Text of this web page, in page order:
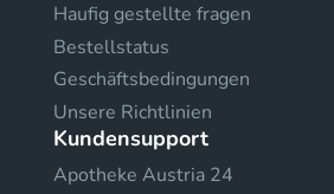
Haufig gestellte fragen
Bestellstatus
Geschäftsbedingungen
Unsere Richtlinien
Kundensupport
Apotheke Austria 24